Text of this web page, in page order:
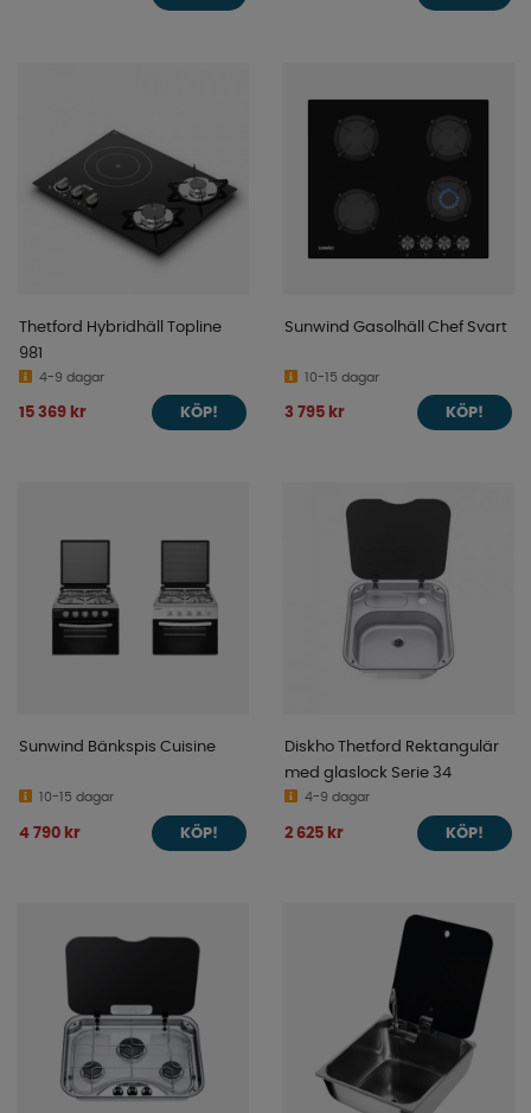
Thetford Hybridhäll Topline
981
4-9 dagar
15 369 kr KÖP!
Sunwind Gasolhäll Chef Svart
10-15 dagar
3 795 kr KÖP!
Sunwind Bänkspis Cuisine
10-15 dagar
4 790 kr KÖP!
Diskho Thetford Rektangulär
med glaslock Serie 34
4-9 dagar
2 625 kr KÖP!